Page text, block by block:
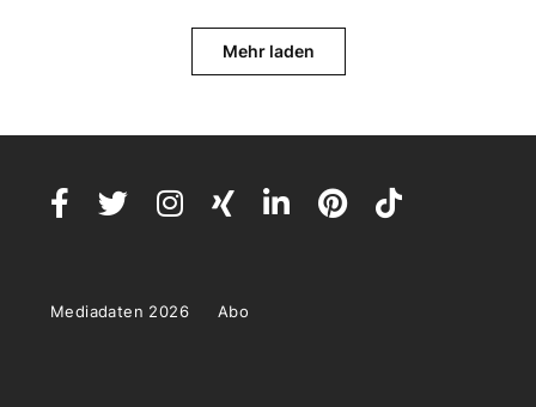
Mehr laden
Mediadaten 2026 Abo